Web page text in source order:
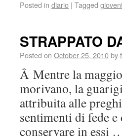
Posted in diario | Tagged
STRAPPATO
Posted on October 25, 2010by
Â Mentre la
morivano, la
attribuita alle
sentimenti di fede
conservare in essi